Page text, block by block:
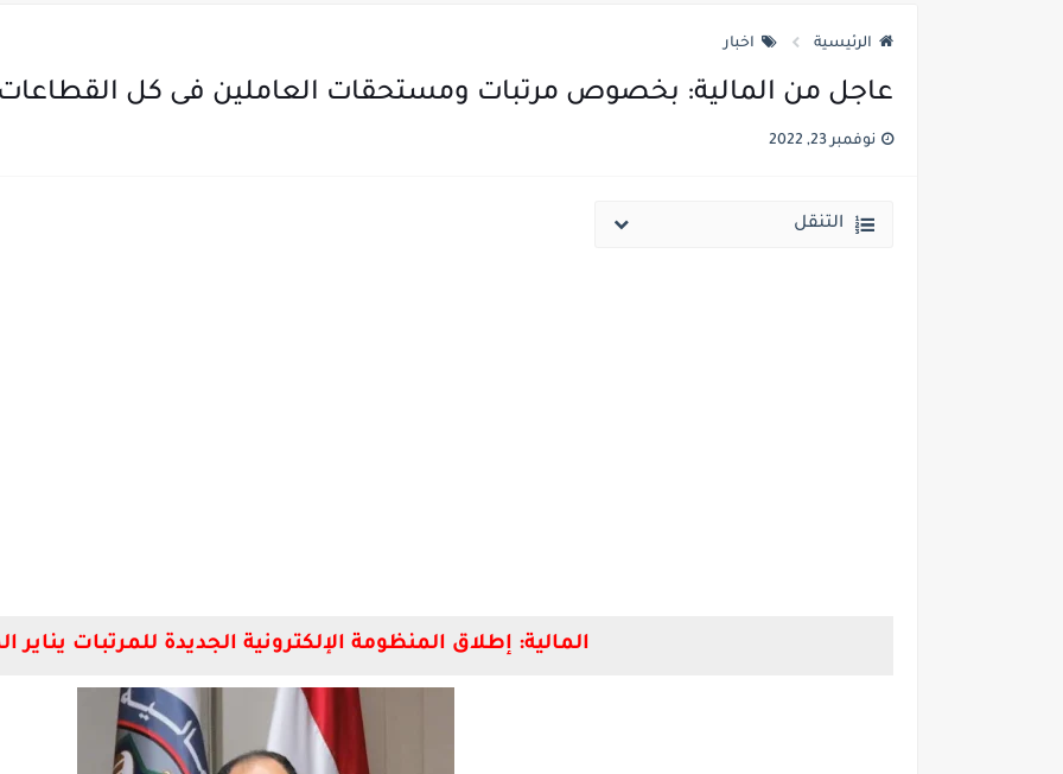
الرئيسية اخبار
عاجل من المالية: بخصوص مرتبات ومستحقات العاملين فى كل
نوفمبر 23, 2022
التنقل
المالية: إطلاق المنظومة الإلكترونية الجديدة للمرتبات يناير